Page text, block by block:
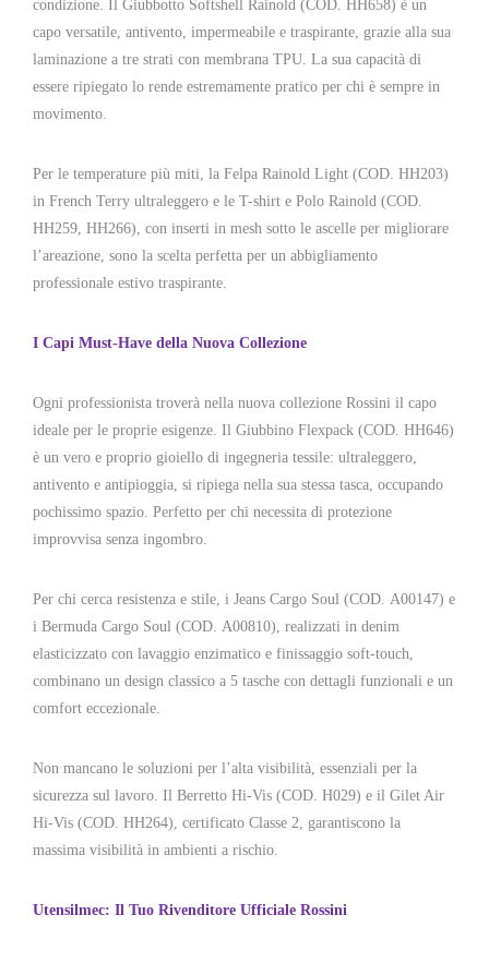
condizione. Il Giubbotto Softshell Rainold (COD. HH658) è un
capo versatile, antivento, impermeabile e traspirante, grazie alla sua
laminazione a tre strati con membrana TPU. La sua capacità di
essere ripiegato lo rende estremamente pratico per chi è sempre in
movimento.
Per le temperature più miti, la Felpa Rainold Light (COD. HH203)
in French Terry ultraleggero e le T-shirt e Polo Rainold (COD.
HH259, HH266), con inserti in mesh sotto le ascelle per migliorare
l’areazione, sono la scelta perfetta per un abbigliamento
professionale estivo traspirante.
I Capi Must-Have della Nuova Collezione
Ogni professionista troverà nella nuova collezione Rossini il capo
ideale per le proprie esigenze. Il Giubbino Flexpack (COD. HH646)
è un vero e proprio gioiello di ingegneria tessile: ultraleggero,
antivento e antipioggia, si ripiega nella sua stessa tasca, occupando
pochissimo spazio. Perfetto per chi necessita di protezione
improvvisa senza ingombro.
Per chi cerca resistenza e stile, i Jeans Cargo Soul (COD. A00147) e
i Bermuda Cargo Soul (COD. A00810), realizzati in denim
elasticizzato con lavaggio enzimatico e finissaggio soft-touch,
combinano un design classico a 5 tasche con dettagli funzionali e un
comfort eccezionale.
Non mancano le soluzioni per l’alta visibilità, essenziali per la
sicurezza sul lavoro. Il Berretto Hi-Vis (COD. H029) e il Gilet Air
Hi-Vis (COD. HH264), certificato Classe 2, garantiscono la
massima visibilità in ambienti a rischio.
Utensilmec: Il Tuo Rivenditore Ufficiale Rossini